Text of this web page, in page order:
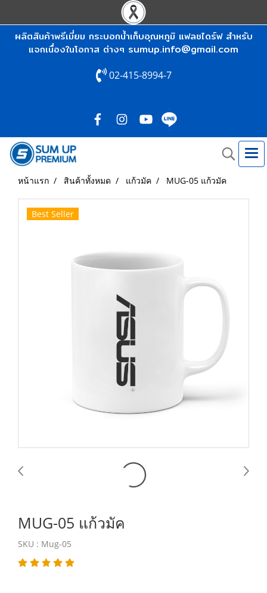
ผลิตสินค้าพรีเมี่ยม กระบอกน้ำเก็บอุณหภูมิ แฟลชไดร์ฟ สำหรับ
แจกเนื่องในโอกาส ต่างๆ sumup.info@gmail.com
02-415-8994-7
หน้าแรก สินค้าทั้งหมด แก้วมัค MUG-05 แก้วมัค
Best Seller
MUG-05 แก้วมัค
SKU : Mug-05